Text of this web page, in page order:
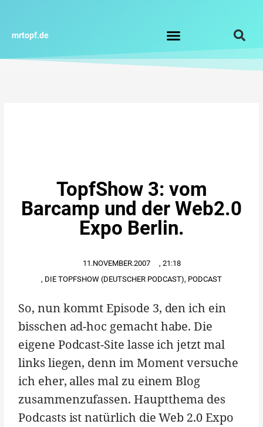
springen
mrtopf.de
TopfShow 3: vom
Barcamp und der Web2.0
Expo Berlin.
11.NOVEMBER.2007 , 21:18
, DIE TOPFSHOW (DEUTSCHER PODCAST), PODCAST
So, nun kommt Episode 3, den ich ein
bisschen ad-hoc gemacht habe. Die
eigene Podcast-Site lasse ich jetzt mal
links liegen, denn im Moment versuche
ich eher, alles mal zu einem Blog
zusammenzufassen. Hauptthema des
Podcasts ist natürlich die Web 2.0 Expo